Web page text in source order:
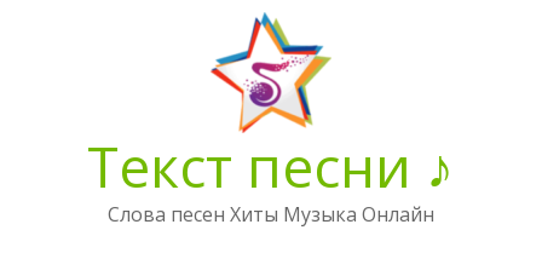
Текст песни ♪
Слова песен Хиты Музыка Онлайн